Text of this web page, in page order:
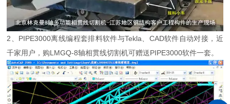
2、PIPE3000离线编程套排料软件与Tekla、CAD软件自动对接，近
千家用户，购LMGQ-8轴相贯线切割机可赠送PIPE3000软件一套。